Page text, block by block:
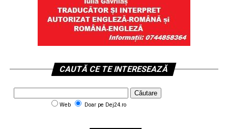
CAUTĂ CE TE INTERESEAZĂ
Web Doar pe Dej24.ro